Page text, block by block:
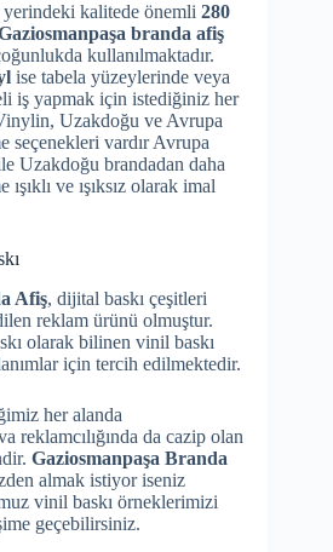
yerindeki kalitede önemli 280
branda afiş
kullanılmaktadır.
ise tabela yüzeylerinde veya
iş yapmak için istediğiniz her
Uzakdoğu ve Avrupa
seçenekleri vardır Avrupa
Uzakdoğu brandadan daha
ve ışıksız olarak imal
Afiş, dijital baskı çeşitleri
reklam ürünü olmuştur.
olarak bilinen vinil baskı
için tercih edilmektedir.
her alanda
reklamcılığında da cazip olan
Gaziosmanpaşa Branda
almak istiyor iseniz
vinil baskı örneklerimizi
geçebilirsiniz.